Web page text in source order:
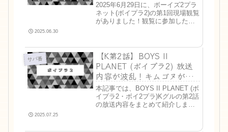
2025年6月29日に、ボーイズ2プラ
ネット(ボイプラ2)の第1回現場観覧
がありました！観覧に参加した人
第一回ミッションの課題曲課題曲
はMAMAの受賞...
2025.06.30
サバ番
【K第2話】BOYS II
PLANET (ボイプラ2) 放送
内容が波乱！キムゴヌがラ
ンキング圏外に！衝撃の脱
落者も
本記事では、BOYS II PLANET (ボ
イプラ2・ボイ2プラ)Kグルの第2話
の放送内容をまとめて紹介しま
2025.07.25